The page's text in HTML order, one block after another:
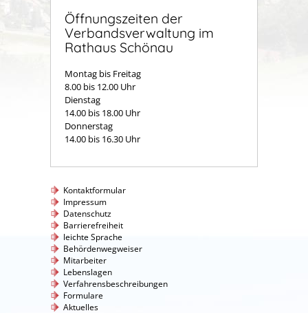
Öffnungszeiten der
Verbandsverwaltung im
Rathaus Schönau
Montag bis Freitag
8.00 bis 12.00 Uhr
Dienstag
14.00 bis 18.00 Uhr
Donnerstag
14.00 bis 16.30 Uhr
Kontaktformular
Impressum
Datenschutz
Barrierefreiheit
leichte Sprache
Behördenwegweiser
Mitarbeiter
Lebenslagen
Verfahrensbeschreibungen
Formulare
Aktuelles